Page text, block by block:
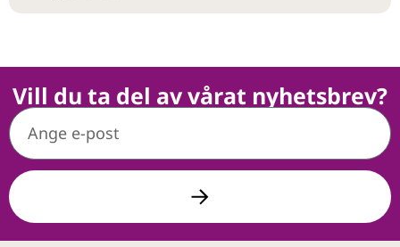
Vill du ta del av vårat nyhetsbrev?